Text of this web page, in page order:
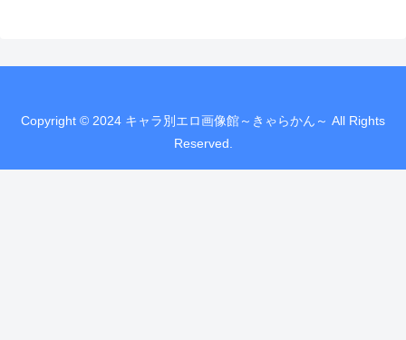
Copyright © 2024 キャラ別エロ画像館～きゃらかん～ All Rights
Reserved.